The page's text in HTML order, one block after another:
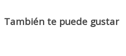
También te puede gustar